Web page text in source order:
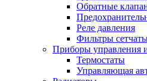
Обратные
Реле давления
Фильтры
Приборы управления
Термостаты
Управляющая